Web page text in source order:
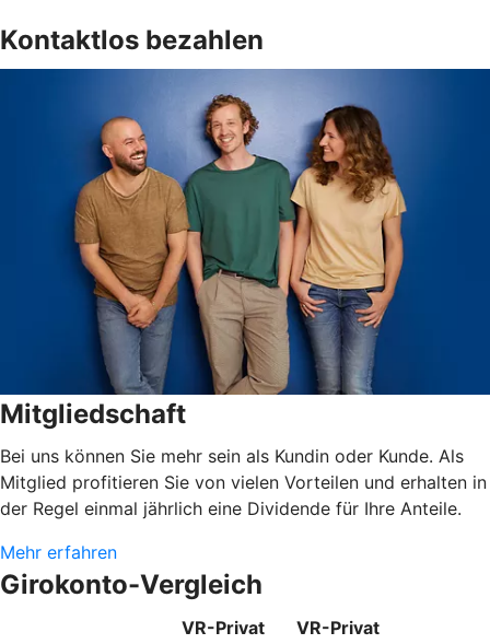
Kontaktlos bezahlen
Mitgliedschaft
Bei uns können Sie mehr sein als Kundin oder Kunde. Als
Mitglied profitieren Sie von vielen Vorteilen und erhalten in
der Regel einmal jährlich eine Dividende für Ihre Anteile.
Mehr erfahren
Girokonto-Vergleich
VR-Privat
VR-Privat